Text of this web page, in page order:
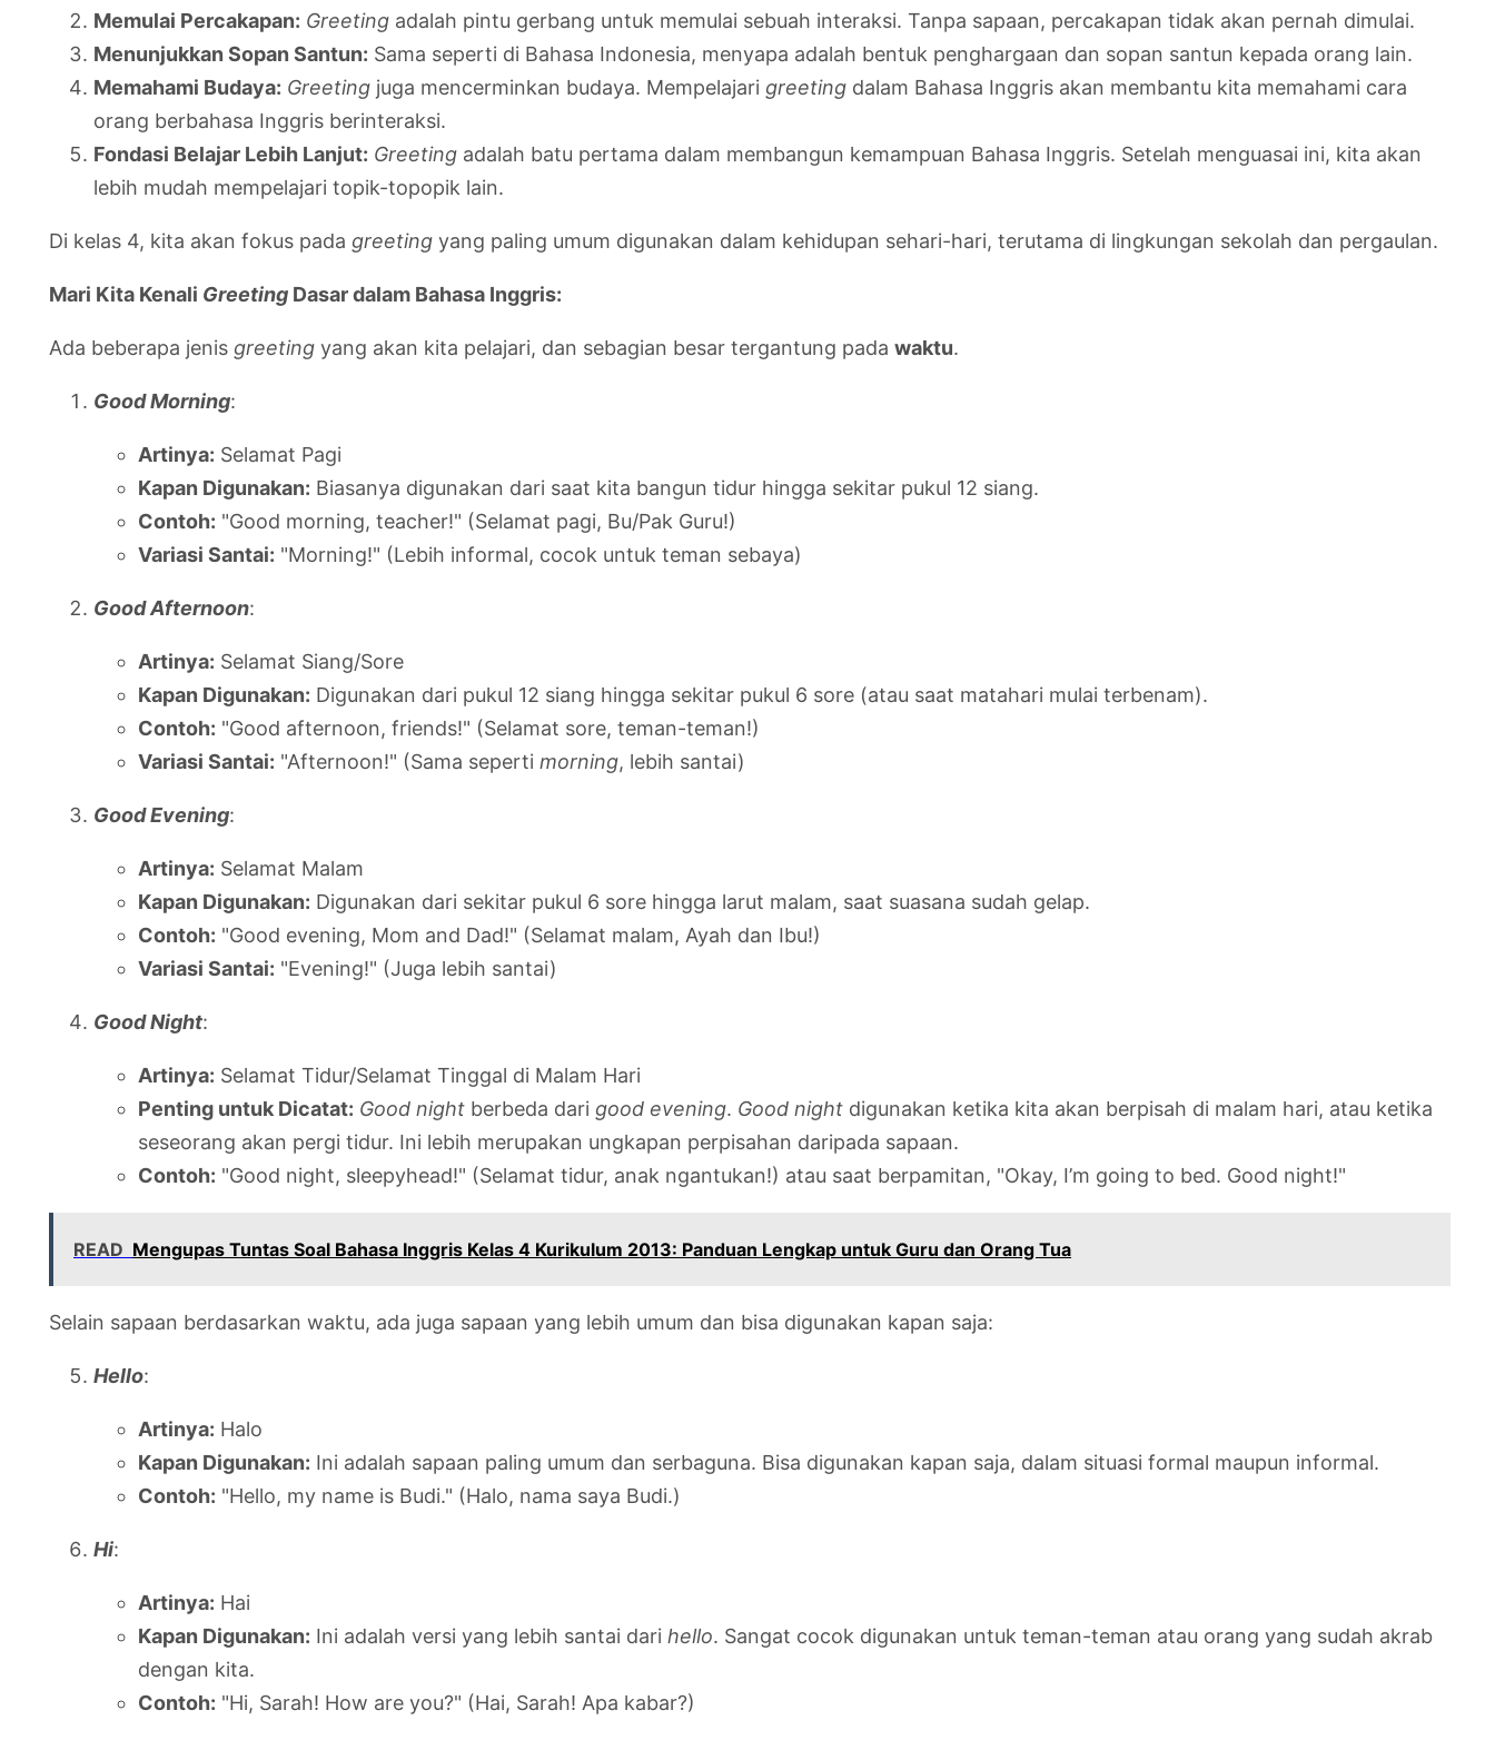
Memulai Percakapan: Greeting adalah pintu gerbang untuk memulai sebuah interaksi. Tanpa sapaan, percakapan tidak akan pernah dimulai.
Menunjukkan Sopan Santun: Sama seperti di Bahasa Indonesia, menyapa adalah bentuk penghargaan dan sopan santun kepada orang lain.
Memahami Budaya: Greeting juga mencerminkan budaya. Mempelajari greeting dalam Bahasa Inggris akan membantu kita memahami cara
orang berbahasa Inggris berinteraksi.
Fondasi Belajar Lebih Lanjut: Greeting adalah batu pertama dalam membangun kemampuan Bahasa Inggris. Setelah menguasai ini, kita akan
lebih mudah mempelajari topik-topopik lain.
Di kelas 4, kita akan fokus pada greeting yang paling umum digunakan dalam kehidupan sehari-hari, terutama di lingkungan sekolah dan pergaulan.
Mari Kita Kenali Greeting Dasar dalam Bahasa Inggris:
Ada beberapa jenis greeting yang akan kita pelajari, dan sebagian besar tergantung pada waktu.
Good Morning:
Artinya: Selamat Pagi
Kapan Digunakan: Biasanya digunakan dari saat kita bangun tidur hingga sekitar pukul 12 siang.
Contoh: "Good morning, teacher!" (Selamat pagi, Bu/Pak Guru!)
Variasi Santai: "Morning!" (Lebih informal, cocok untuk teman sebaya)
Good Afternoon:
Artinya: Selamat Siang/Sore
Kapan Digunakan: Digunakan dari pukul 12 siang hingga sekitar pukul 6 sore (atau saat matahari mulai terbenam).
Contoh: "Good afternoon, friends!" (Selamat sore, teman-teman!)
Variasi Santai: "Afternoon!" (Sama seperti morning, lebih santai)
Good Evening:
Artinya: Selamat Malam
Kapan Digunakan: Digunakan dari sekitar pukul 6 sore hingga larut malam, saat suasana sudah gelap.
Contoh: "Good evening, Mom and Dad!" (Selamat malam, Ayah dan Ibu!)
Variasi Santai: "Evening!" (Juga lebih santai)
Good Night:
Artinya: Selamat Tidur/Selamat Tinggal di Malam Hari
Penting untuk Dicatat: Good night berbeda dari good evening. Good night digunakan ketika kita akan berpisah di malam hari, atau ketika
seseorang akan pergi tidur. Ini lebih merupakan ungkapan perpisahan daripada sapaan.
Contoh: "Good night, sleepyhead!" (Selamat tidur, anak ngantukan!) atau saat berpamitan, "Okay, I’m going to bed. Good night!"
READ Mengupas Tuntas Soal Bahasa Inggris Kelas 4 Kurikulum 2013: Panduan Lengkap untuk Guru dan Orang Tua
Selain sapaan berdasarkan waktu, ada juga sapaan yang lebih umum dan bisa digunakan kapan saja:
Hello:
Artinya: Halo
Kapan Digunakan: Ini adalah sapaan paling umum dan serbaguna. Bisa digunakan kapan saja, dalam situasi formal maupun informal.
Contoh: "Hello, my name is Budi." (Halo, nama saya Budi.)
Hi:
Artinya: Hai
Kapan Digunakan: Ini adalah versi yang lebih santai dari hello. Sangat cocok digunakan untuk teman-teman atau orang yang sudah akrab
dengan kita.
Contoh: "Hi, Sarah! How are you?" (Hai, Sarah! Apa kabar?)